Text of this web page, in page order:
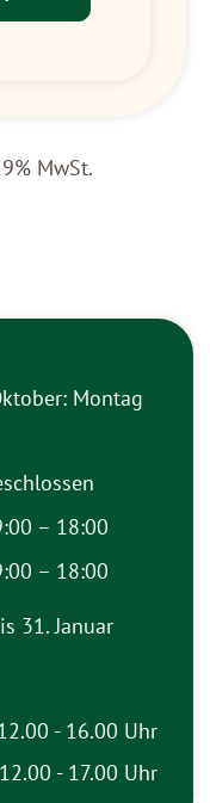
MwSt.
Montag
– 18:00
– 18:00
31. Januar
- 16.00 Uhr
12.00 - 17.00 Uhr